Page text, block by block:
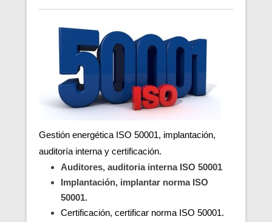
Gestión energética ISO 50001, implantación,
auditoría interna y certificación.
Auditores, auditoria interna ISO 50001
Implantación, implantar norma ISO
50001.
Certificación, certificar norma ISO 50001.